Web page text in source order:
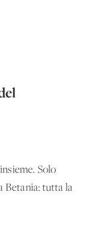
Solo
Betania: tutta la